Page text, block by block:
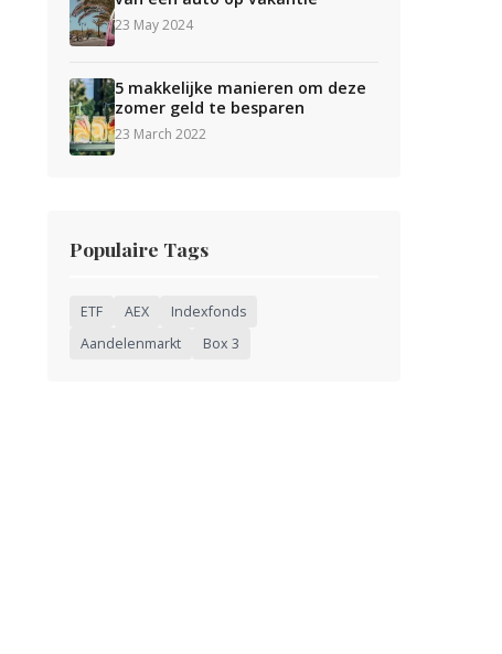
23 May 2024
5 makkelijke manieren om deze
zomer geld te besparen
23 March 2022
Populaire Tags
ETF AEX
Indexfonds
Aandelenmarkt
Box 3